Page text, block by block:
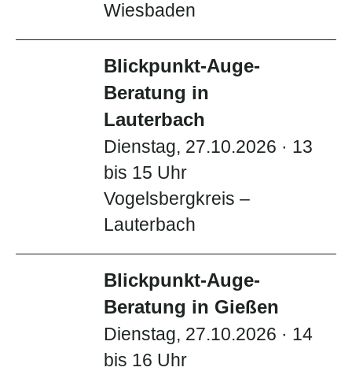
Wiesbaden
Blickpunkt-Auge-
Beratung in
Lauterbach
Dienstag, 27.10.2026 · 13
bis 15 Uhr
Vogelsbergkreis –
Lauterbach
Blickpunkt-Auge-
Beratung in Gießen
Dienstag, 27.10.2026 · 14
bis 16 Uhr